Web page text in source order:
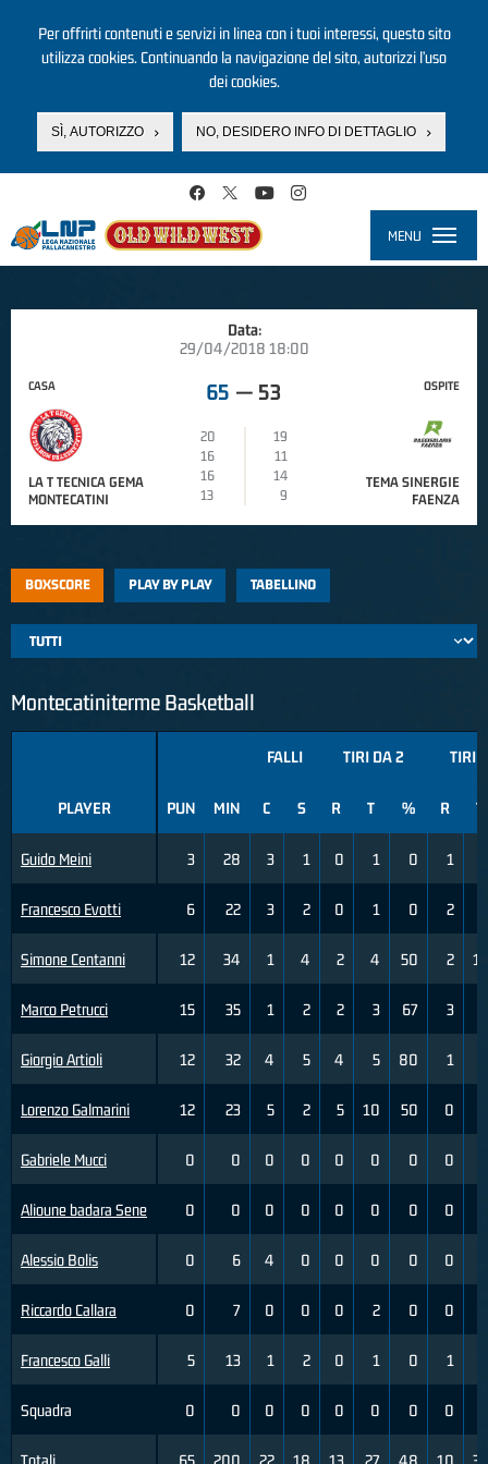
Per offrirti contenuti e servizi in linea con i tuoi interessi, questo sito
utilizza cookies. Continuando la navigazione del sito, autorizzi l’uso
dei cookies.
SÌ, AUTORIZZO NO, DESIDERO INFO DI DETTAGLIO
MENU
Data:
29/04/2018 18:00
CASA
LA T TECNICA GEMA
MONTECATINI
65 — 53
20
19
16
11
16
14
13
9
OSPITE
TEMA SINERGIE
FAENZA
BOXSCORE PLAY BY PLAY TABELLINO
Montecatiniterme Basketball
PLAYER
Guido Meini
Francesco Evotti
Simone Centanni
Marco Petrucci
Giorgio Artioli
Lorenzo Galmarini
Gabriele Mucci
Alioune badara Sene
Alessio Bolis
Riccardo Callara
Francesco Galli
Squadra
FALLI TIRI DA 2 TIRI
PUN MIN C S R T % R T
3 28 3 1 0 1 0 1
6 22 3 2 0 1 0 2
12 34 1 4 2 4 50 2 11
15 35 1 2 2 3 67 3
12 32 4 5 4 5 80 1
12 23 5 2 5 10 50 0
0 0 0 0 0 0 0 0
0 0 0 0 0 0 0 0
0 6 4 0 0 0 0 0
0 7 0 0 0 2 0 0
5 13 1 2 0 1 0 1
0 0 0 0 0 0 0 0